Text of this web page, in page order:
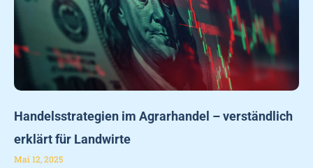
Handelsstrategien im Agrarhandel – verständlich
erklärt für Landwirte
Mai 12, 2025